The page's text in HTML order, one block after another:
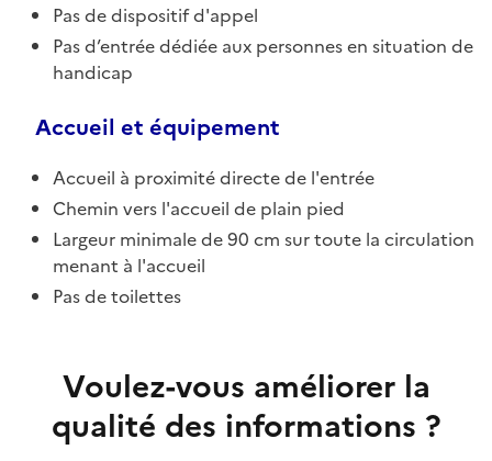
Pas de dispositif d'appel
Pas d’entrée dédiée aux personnes en situation de
handicap
Accueil et équipement
Accueil à proximité directe de l'entrée
Chemin vers l'accueil de plain pied
Largeur minimale de 90 cm sur toute la circulation
menant à l'accueil
Pas de toilettes
Voulez-vous améliorer la
qualité des informations ?